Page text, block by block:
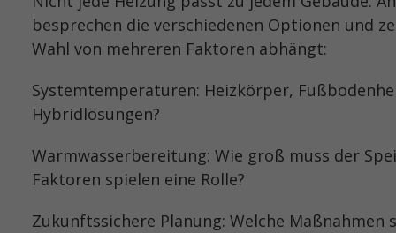
besprechen die verschiedenen Optionen und
Wahl von mehreren Faktoren abhängt:
Systemtemperaturen: Heizkörper,
Hybridlösungen?
Warmwasserbereitung: Wie groß muss der
Faktoren spielen eine Rolle?
Zukunftssichere Planung: Welche